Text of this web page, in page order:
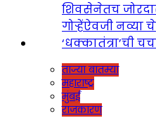
ताज्या बातम्या
महाराष्ट्र
मुंबई
राजकारण